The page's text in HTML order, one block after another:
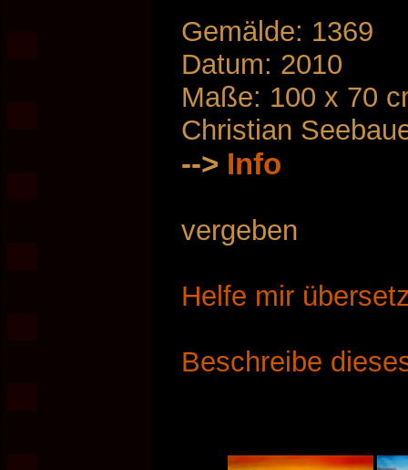
Gemälde: 1369
Datum: 2010
Maße: 100 x 70
Christian
--> Info
vergeben
Helfe mir
Beschreibe